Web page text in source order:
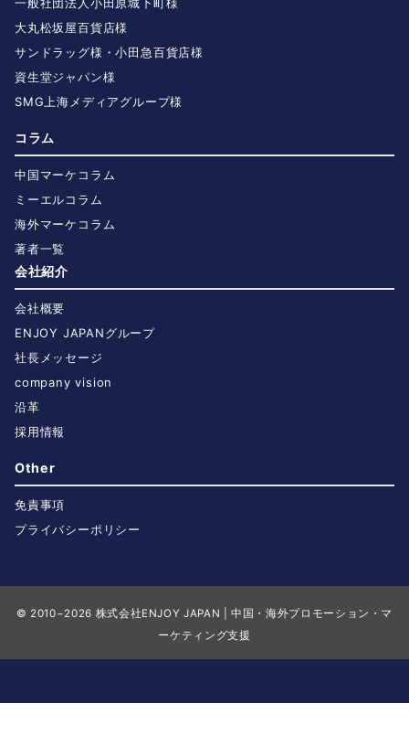
大丸松坂屋百貨店様
サンドラッグ様・小田急百貨店様
資生堂ジャパン様
SMG上海メディアグループ様
コラム
中国マーケコラム
ミーエルコラム
海外マーケコラム
著者一覧
会社紹介
会社概要
ENJOY JAPANグループ
社長メッセージ
company vision
沿革
採用情報
Other
免責事項
プライバシーポリシー
© 2010−2026 株式会社ENJOY JAPAN | 中国・海外プロモーション・マ
ーケティング支援